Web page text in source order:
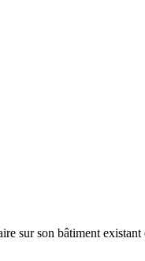
sur son bâtiment